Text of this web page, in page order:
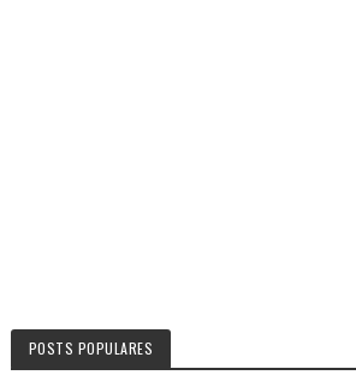
POSTS POPULARES